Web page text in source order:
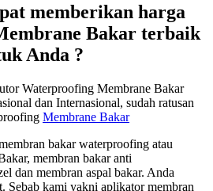
memberikan harga
Bakar terbaik
Anda ?
Waterproofing Membrane Bakar
dan Internasional, sudah ratusan
Membrane Bakar
bakar waterproofing atau
membran bakar anti
dan membran aspal bakar. Anda
Sebab kami yakni aplikator membran